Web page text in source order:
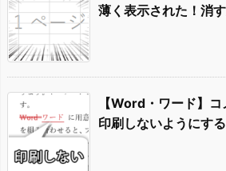
薄く表示された！消
【Word・ワード】
印刷しないようにす